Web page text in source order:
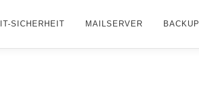
IT-SICHERHEIT MAILSERVER BACKUP